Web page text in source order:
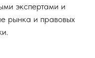
экспертами и
рынка и правовых